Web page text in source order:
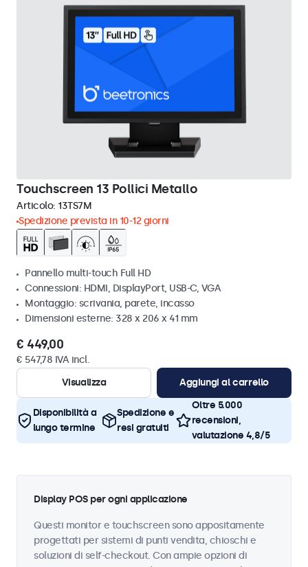
Touchscreen 13 Pollici Metallo
Articolo: 13TS7M
Spedizione prevista in 10-12 giorni
Pannello multi-touch Full HD
Connessioni: HDMI, DisplayPort, USB-C, VGA
Montaggio: scrivania, parete, incasso
Dimensioni esterne: 328 x 206 x 41 mm
€ 449,00
€ 547,78 IVA incl.
Visualizza
Aggiungi al carrello
Disponibilità a
lungo termine
Spedizione e
resi gratuiti
Oltre 5.000
recensioni,
valutazione 4,8/5
Display POS per ogni applicazione
Questi monitor e touchscreen sono appositamente
progettati per sistemi di punti vendita, chioschi e
soluzioni di self-checkout. Con ampie opzioni di